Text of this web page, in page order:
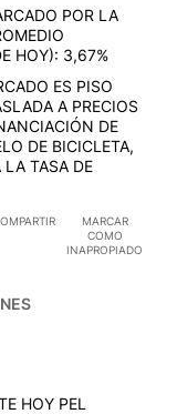
POR LA
HOY): 3,67%
ES PISO
A PRECIOS
DE
DE BICICLETA,
TASA DE
MARCAR
COMO
INAPROPIADO
HOY PEL